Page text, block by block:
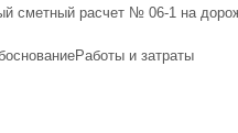
сметный расчет № 06-1 на
Работы и затраты